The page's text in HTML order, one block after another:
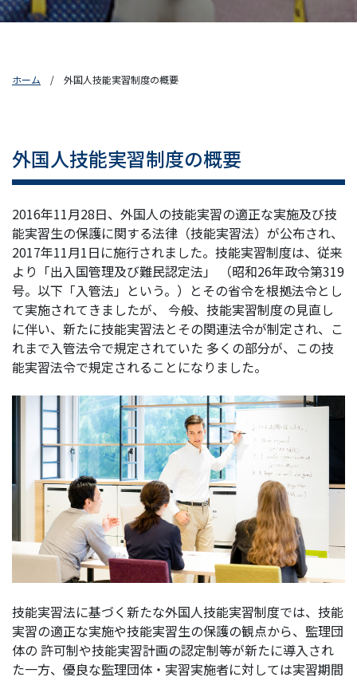
ホーム 外国人技能実習制度の概要
外国人技能実習制度の概要
2016年11月28日、外国人の技能実習の適正な実施及び技
能実習生の保護に関する法律（技能実習法）が公布され、
2017年11月1日に施行されました。技能実習制度は、従来
より「出入国管理及び難民認定法」 （昭和26年政令第319
号。以下「入管法」という。）とその省令を根拠法令とし
て実施されてきましたが、 今般、技能実習制度の見直し
に伴い、新たに技能実習法とその関連法令が制定され、こ
れまで入管法令で規定されていた 多くの部分が、この技
能実習法令で規定されることになりました。
技能実習法に基づく新たな外国人技能実習制度では、技能
実習の適正な実施や技能実習生の保護の観点から、監理団
体の 許可制や技能実習計画の認定制等が新たに導入され
た一方、優良な監理団体・実習実施者に対しては実習期間